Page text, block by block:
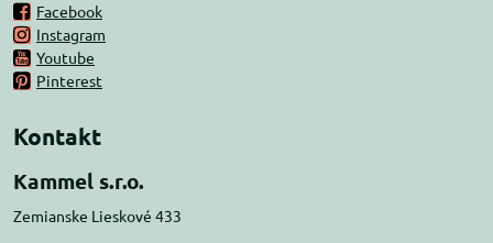
Facebook
Instagram
Youtube
Pinterest
Kontakt
Kammel s.r.o.
Zemianske Lieskové 433